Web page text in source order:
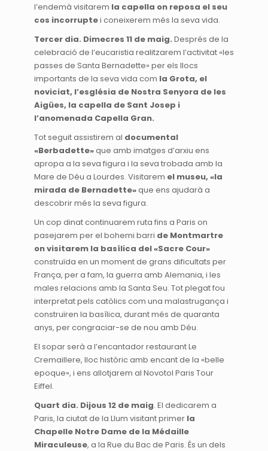
l’endemà visitarem la capella on reposa el seu
cos incorruptei coneixerem més la seva vida.
Tercer dia. Dimecres 11 de maig. Després de la
celebració de l’eucaristia realitzarem l’activitat «les
passes de Santa Bernadette» per els llocs
importants de la seva vida com la Grota, el
noviciat, l’església de Nostra Senyora de les
Aigües, la capella de Sant Josep i
l’anomenada Capella Gran.
Tot seguit assistirem al documental
«Berbadette»que amb imatges d’arxiu ens
apropa a la seva figura i la seva trobada amb la
Mare de Déu a Lourdes. Visitarem el museu, «la
mirada de Bernadette»que ens ajudarà a
descobrir més la seva figura.
Un cop dinat continuarem ruta fins a Paris on
pasejarem per el bohemi barri de Montmartre
on visitarem la basílica del«Sacre Cour»
construïda en un moment de grans dificultats per
França, per a fam, la guerra amb Alemania, i les
males relacions amb la Santa Seu. Tot plegat fou
interpretat pels catòlics com una malastrugança i
construïren la basílica, durant més de quaranta
anys, per congraciar-se de nou amb Déu.
El sopar serà a l’encantador restaurant Le
Cremaillere, lloc històric amb encant de la «belle
epoque», i ens allotjarem al Novotol Paris Tour
Eiffel.
Quart dia. Dijous 12 de maig. El dedicarem a
Paris, la ciutat de la Llum visitant primer la
Chapelle Notre Dame de la Médaille
Miraculeuse, a la Rue du Bac de Paris. És un dels